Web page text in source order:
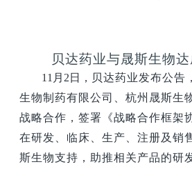
贝达药业与晟斯生物
11月2日， 贝达药业发布公告
生物制药有限公司、杭州晟斯生
战略合作，签署《战略合作框架
在研发、临床、生产、注册及销
斯生物支持，助推相关产品的研